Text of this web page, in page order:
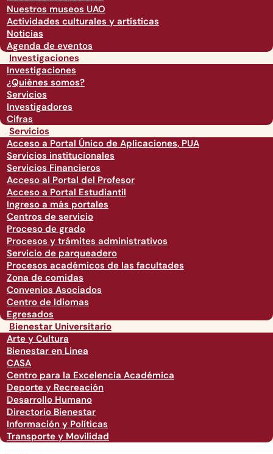
Nuestros museos UAO
Actividades culturales y artísticas
Noticias
Agenda de eventos
Investigaciones
Investigaciones
¿Quiénes somos?
Servicios
Investigadores
Cifras
Servicios
Acceso a Portal Único de Aplicaciones, PUA
Servicios institucionales
Servicios Financieros
Acceso al Portal del Profesor
Acceso a Portal Estudiantil
Ingreso a más portales
Centros de servicio
Proceso de grado
Procesos y trámites administrativos
Servicio de parqueadero
Procesos académicos de las facultades
Zona de comidas
Convenios Asociados
Centro de Idiomas
Egresados
Bienestar Universitario
Arte y Cultura
Bienestar en Linea
CASA
Centro para la Excelencia Académica
Deporte y Recreación
Desarrollo Humano
Directorio Bienestar
Información y Políticas
Transporte y Movilidad